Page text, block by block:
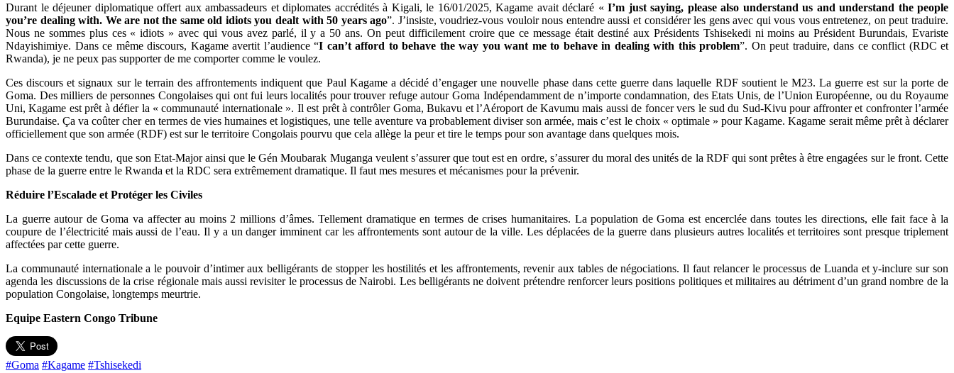
Durant le déjeuner diplomatique offert aux ambassadeurs et diplomates accrédités à Kigali, le 16/01/2025, Kagame avait déclaré « I’m just saying, please also understand us and understand the people
you’re dealing with. We are not the same old idiots you dealt with 50 years ago”. J’insiste, voudriez-vous vouloir nous entendre aussi et considérer les gens avec qui vous vous entretenez, on peut traduire.
Nous ne sommes plus ces « idiots » avec qui vous avez parlé, il y a 50 ans. On peut difficilement croire que ce message était destiné aux Présidents Tshisekedi ni moins au Président Burundais, Evariste
Ndayishimiye. Dans ce même discours, Kagame avertit l’audience “I can’t afford to behave the way you want me to behave in dealing with this problem”. On peut traduire, dans ce conflict (RDC et
Rwanda), je ne peux pas supporter de me comporter comme le voulez.
Ces discours et signaux sur le terrain des affrontements indiquent que Paul Kagame a décidé d’engager une nouvelle phase dans cette guerre dans laquelle RDF soutient le M23. La guerre est sur la porte de
Goma. Des milliers de personnes Congolaises qui ont fui leurs localités pour trouver refuge autour Goma Indépendamment de n’importe condamnation, des Etats Unis, de l’Union Européenne, ou du Royaume
Uni, Kagame est prêt à défier la « communauté internationale ». Il est prêt à contrôler Goma, Bukavu et l’Aéroport de Kavumu mais aussi de foncer vers le sud du Sud-Kivu pour affronter et confronter l’armée
Burundaise. Ça va coûter cher en termes de vies humaines et logistiques, une telle aventure va probablement diviser son armée, mais c’est le choix « optimale » pour Kagame. Kagame serait même prêt à déclarer
officiellement que son armée (RDF) est sur le territoire Congolais pourvu que cela allège la peur et tire le temps pour son avantage dans quelques mois.
Dans ce contexte tendu, que son Etat-Major ainsi que le Gén Moubarak Muganga veulent s’assurer que tout est en ordre, s’assurer du moral des unités de la RDF qui sont prêtes à être engagées sur le front. Cette
phase de la guerre entre le Rwanda et la RDC sera extrêmement dramatique. Il faut mes mesures et mécanismes pour la prévenir.
Réduire l’Escalade et Protéger les Civiles
La guerre autour de Goma va affecter au moins 2 millions d’âmes. Tellement dramatique en termes de crises humanitaires. La population de Goma est encerclée dans toutes les directions, elle fait face à la
coupure de l’électricité mais aussi de l’eau. Il y a un danger imminent car les affrontements sont autour de la ville. Les déplacées de la guerre dans plusieurs autres localités et territoires sont presque triplement
affectées par cette guerre.
La communauté internationale a le pouvoir d’intimer aux belligérants de stopper les hostilités et les affrontements, revenir aux tables de négociations. Il faut relancer le processus de Luanda et y-inclure sur son
agenda les discussions de la crise régionale mais aussi revisiter le processus de Nairobi. Les belligérants ne doivent prétendre renforcer leurs positions politiques et militaires au détriment d’un grand nombre de la
population Congolaise, longtemps meurtrie.
Equipe Eastern Congo Tribune
#Goma #Kagame #Tshisekedi